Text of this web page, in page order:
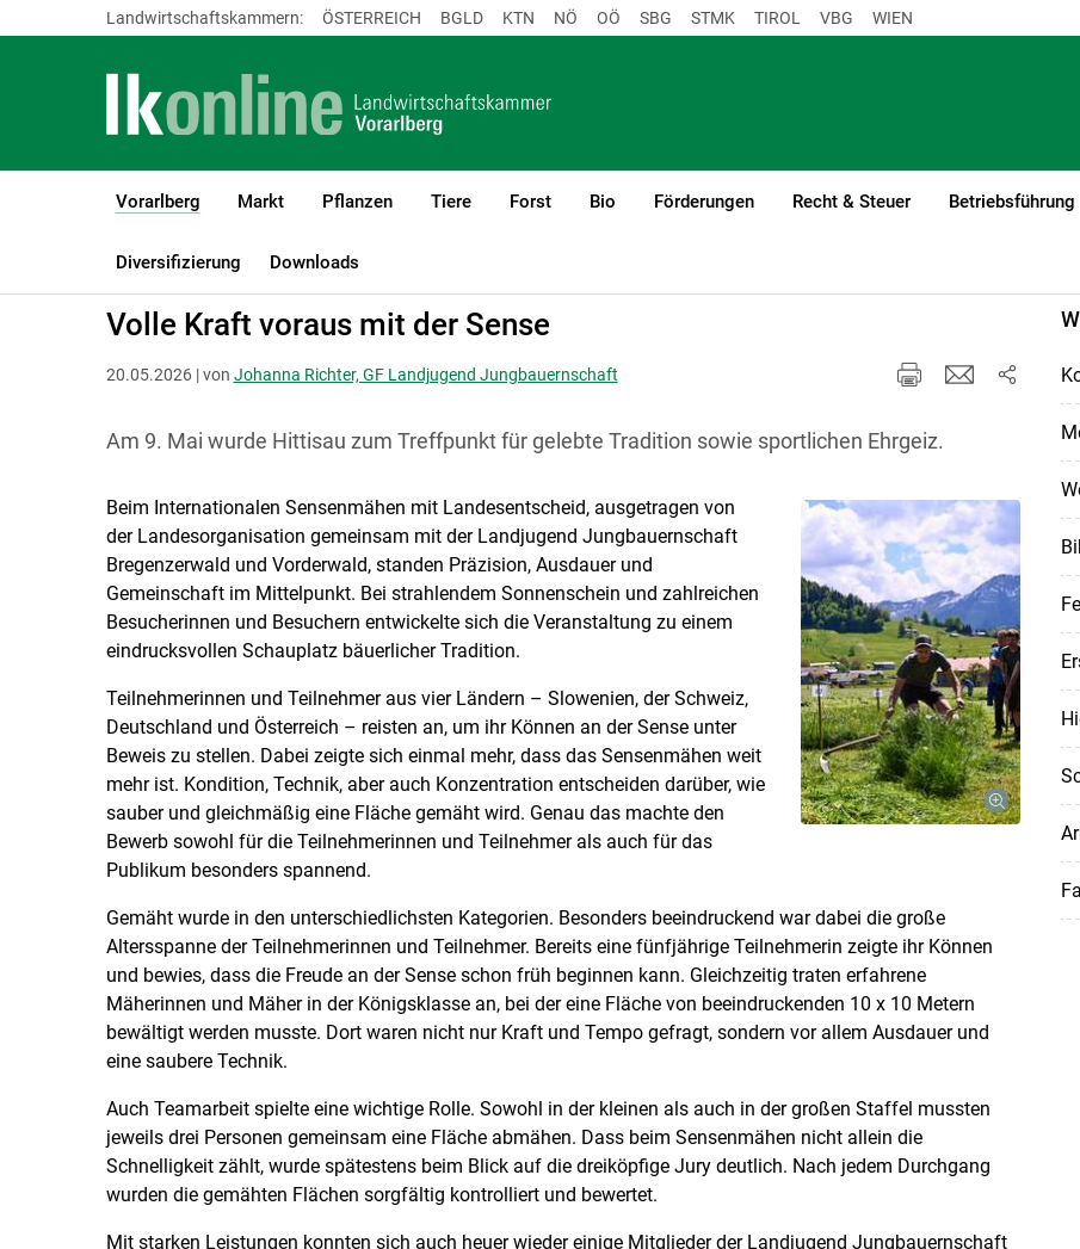
Landwirtschaftskammern: ÖSTERREICH BGLD KTN NÖ OÖ SBG STMK TIROL VBG WIEN
Vorarlberg
(current)1
Markt Pflanzen Tiere Forst Bio Förderungen Recht & Steuer Betriebsführung
Diversifizierung Downloads
LK Vorarlberg Vorarlberg Aktuelles
Volle Kraft voraus mit der Sense
20.05.2026 | von Johanna Richter, GF Landjugend Jungbauernschaft
Am 9. Mai wurde Hittisau zum Treffpunkt für gelebte Tradition sowie sportlichen Ehrgeiz.
Beim Internationalen Sensenmähen mit Landesentscheid, ausgetragen von
der Landesorganisation gemeinsam mit der Landjugend Jungbauernschaft
Bregenzerwald und Vorderwald, standen Präzision, Ausdauer und
Gemeinschaft im Mittelpunkt. Bei strahlendem Sonnenschein und zahlreichen
Besucherinnen und Besuchern entwickelte sich die Veranstaltung zu einem
eindrucksvollen Schauplatz bäuerlicher Tradition.
Teilnehmerinnen und Teilnehmer aus vier Ländern – Slowenien, der Schweiz,
Deutschland und Österreich – reisten an, um ihr Können an der Sense unter
Beweis zu stellen. Dabei zeigte sich einmal mehr, dass das Sensenmähen weit
mehr ist. Kondition, Technik, aber auch Konzentration entscheiden darüber, wie
sauber und gleichmäßig eine Fläche gemäht wird. Genau das machte den
Bewerb sowohl für die Teilnehmerinnen und Teilnehmer als auch für das
Publikum besonders spannend.
Gemäht wurde in den unterschiedlichsten Kategorien. Besonders beeindruckend war dabei die große
Altersspanne der Teilnehmerinnen und Teilnehmer. Bereits eine fünfjährige Teilnehmerin zeigte ihr Können
und bewies, dass die Freude an der Sense schon früh beginnen kann. Gleichzeitig traten erfahrene
Mäherinnen und Mäher in der Königsklasse an, bei der eine Fläche von beeindruckenden 10 x 10 Metern
bewältigt werden musste. Dort waren nicht nur Kraft und Tempo gefragt, sondern vor allem Ausdauer und
eine saubere Technik.
Auch Teamarbeit spielte eine wichtige Rolle. Sowohl in der kleinen als auch in der großen Staffel mussten
jeweils drei Personen gemeinsam eine Fläche abmähen. Dass beim Sensenmähen nicht allein die
Schnelligkeit zählt, wurde spätestens beim Blick auf die dreiköpfige Jury deutlich. Nach jedem Durchgang
wurden die gemähten Flächen sorgfältig kontrolliert und bewertet.
Mit starken Leistungen konnten sich auch heuer wieder einige Mitglieder der Landjugend Jungbauernschaft